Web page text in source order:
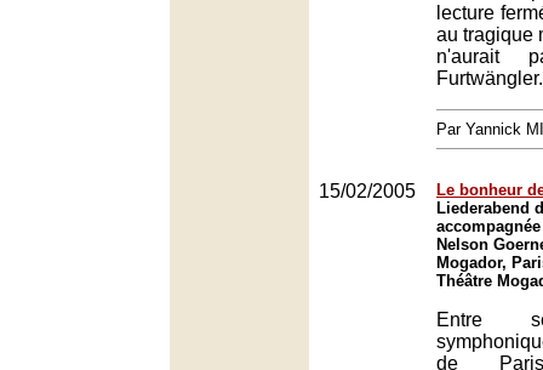
lecture
au tragique
n'aurait
Furtwängler.
Par Yannick
15/02/2005
Le bonheur
Liederabend
Nelson
Mogador,
Théâtre
Entre
de Paris